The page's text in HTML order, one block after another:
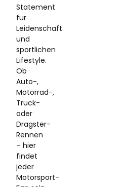
Statement
für
Leidenschaft
und
sportlichen
Lifestyle.
Ob
Auto-,
Motorrad-,
Truck-
oder
Dragster-
Rennen
– hier
findet
jeder
Motorsport-